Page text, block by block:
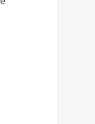
wijdt